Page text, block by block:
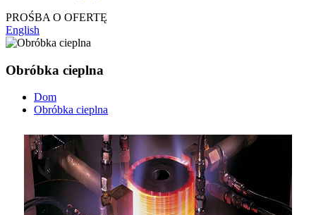
PROŚBA O OFERTĘ
English
Obróbka cieplna
Dom
Obróbka cieplna